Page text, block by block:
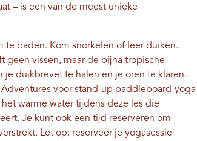
– is een van de meest unieke
te baden. Kom snorkelen of leer duiken.
geen vissen, maar de bijna tropische
duikbrevet te halen en je oren te klaren.
voor stand-up paddleboard-yoga
warme water tijdens deze les die
Je kunt ook een tijd reserveren om
Let op: reserveer je yogasessie